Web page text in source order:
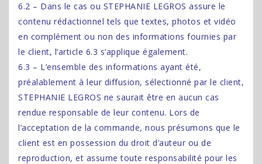
6.2 – Dans le cas ou STEPHANIE LEGROS assure le
contenu rédactionnel tels que textes, photos et vidéo
en complément ou non des informations fournies par
le client, l’article 6.3 s’applique également.
6.3 – L’ensemble des informations ayant été,
préalablement à leur diffusion, sélectionné par le client,
STEPHANIE LEGROS ne saurait être en aucun cas
rendue responsable de leur contenu. Lors de
l’acceptation de la commande, nous présumons que le
client est en possession du droit d’auteur ou de
reproduction, et assume toute responsabilité pour les